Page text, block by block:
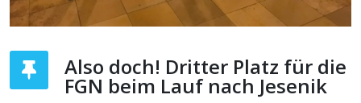
Also doch! Dritter Platz für die
FGN beim Lauf nach Jesenik